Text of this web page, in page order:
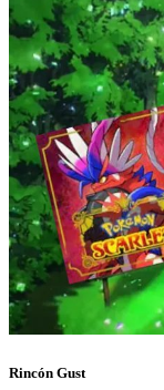
Rincón Gust